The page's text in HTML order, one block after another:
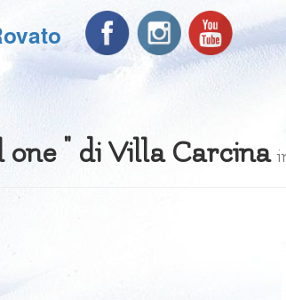
one " di Villa Carcina